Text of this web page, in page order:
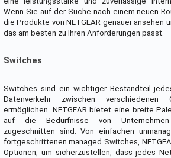
Wenn Sie auf der Suche nach einem neuen
die Produkte von NETGEAR genauer ansehen
das am besten zu Ihren Anforderungen passt.
Switches
Switches sind ein wichtiger Bestandteil
Datenverkehr zwischen
ermöglichen. NETGEAR bietet eine breite
auf die Bedürfnisse von Unternehmen
zugeschnitten sind. Von einfachen
fortgeschrittenen managed Switches,
Optionen, um sicherzustellen, dass jedes